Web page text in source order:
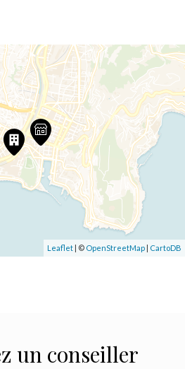
Leaflet | © OpenStreetMap | CartoDB
un conseiller